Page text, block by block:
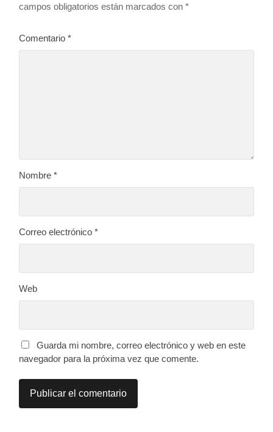
campos obligatorios están marcados con*
Comentario*
Nombre*
Correo electrónico*
Web
Guarda mi nombre, correo electrónico y web en este
navegador para la próxima vez que comente.